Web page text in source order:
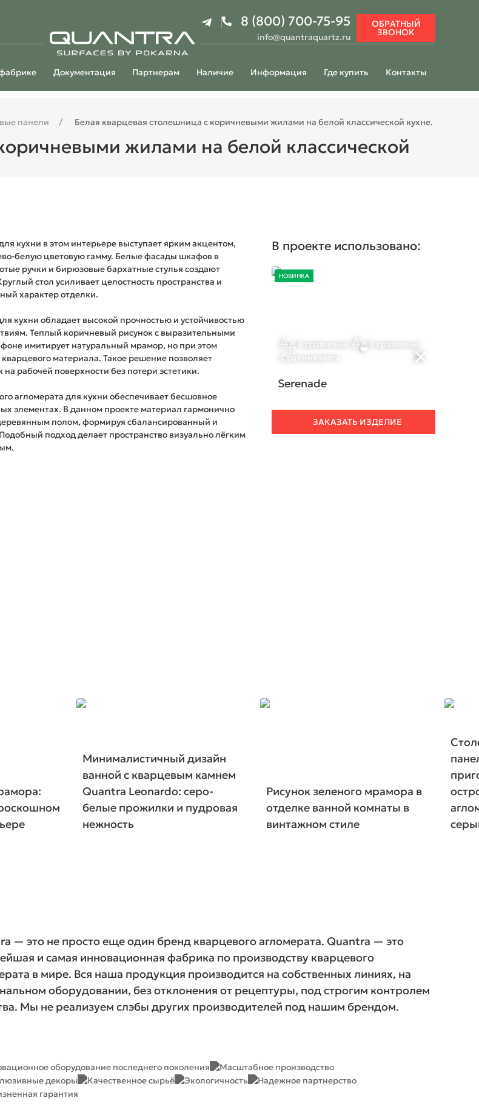
8 (800) 700-75-95
info@quantraquartz.ru
ОБРАТНЫЙ
ЗВОНОК
Документация Партнерам Наличие Информация Где купить Контакты
панели Белая кварцевая столешница с коричневыми жилами на белой классической кухне.
жилами на белой классической
В проекте использовано:
НОВИНКА
В сравнение
В сравнение
Сравнивается
Serenade
ЗАКАЗАТЬ ИЗДЕЛИЕ
кухни в этом интерьере выступает ярким акцентом,
белую цветовую гамму. Белые фасады шкафов в
ручки и бирюзовые бархатные стулья создают
стол усиливает целостность пространства и
характер отделки.
кухни обладает высокой прочностью и устойчивостью
Теплый коричневый рисунок с выразительными
имитирует натуральный мрамор, но при этом
материала. Такое решение позволяет
на рабочей поверхности без потери эстетики.
агломерата для кухни обеспечивает бесшовное
элементах. В данном проекте материал гармонично
полом, формируя сбалансированный и
подход делает пространство визуально лёгким
Минималистичный дизайн
ванной с кварцевым камнем
Quantra Leonardo: серо-
белые прожилки и пудровая
нежность
Рисунок зеленого мрамора в
отделке ванной комнаты в
винтажном стиле
— это не просто еще один бренд кварцевого агломерата. Quantra — это
и самая инновационная фабрика по производству кварцевого
в мире. Вся наша продукция производится на собственных линиях, на
оборудовании, без отклонения от рецептуры, под строгим контролем
Мы не реализуем слэбы других производителей под нашим брендом.